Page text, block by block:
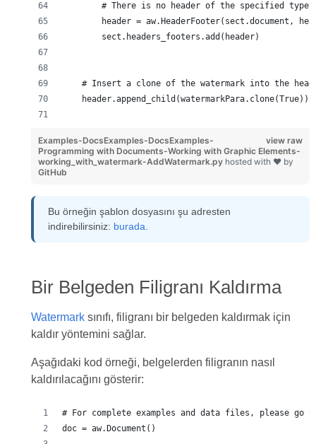
# There is no header of the specified
header = aw.HeaderFooter(sect.document,
        sect.headers_footers.add(header)
# Insert a clone of the watermark into the
    header.append_child(watermarkPara.clone(True))
view raw
Examples-DocsExamples-DocsExamples-
Programming with Documents-Working with Graphic Elements-
working_with_watermark-AddWatermark.py hosted with ❤ by
GitHub
Bu örneğin şablon dosyasını şu adresten
indirebilirsiniz: burada
Bir Belgeden Filigranı Kaldırma
Watermarksınıfı, filigranı bir belgeden kaldırmak için
kaldır yöntemini sağlar.
Aşağıdaki kod örneği, belgelerden filigranın nasıl
kaldırılacağını gösterir:
# For complete examples and data files, please go
doc = aw.Document()